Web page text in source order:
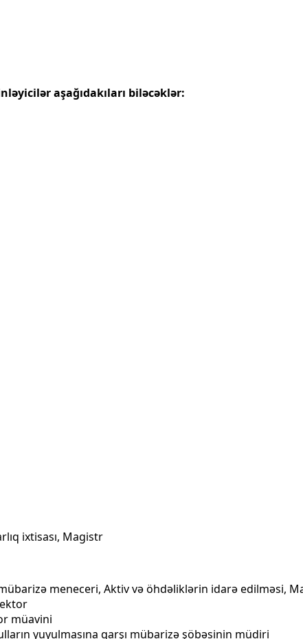
aşağıdakıları biləcəklər:
ixtisası, Magistr
meneceri, Aktiv və öhdəliklərin idarə edilməsi,
müavini
yuyulmasına qarşı mübarizə şöbəsinin müdiri